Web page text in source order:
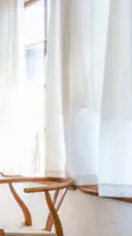
навигирайте с